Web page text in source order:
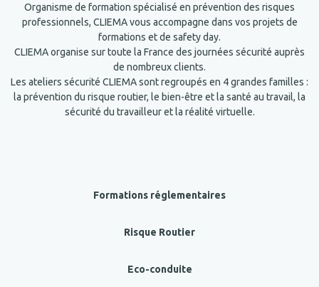
Organisme de formation spécialisé en prévention des risques
professionnels, CLIEMA vous accompagne dans vos projets de
formations et de safety day.
CLIEMA organise sur toute la France des journées sécurité auprès
de nombreux clients.
Les ateliers sécurité CLIEMA sont regroupés en 4 grandes familles :
la prévention du risque routier, le bien-être et la santé au travail, la
sécurité du travailleur et la réalité virtuelle.
Formations réglementaires
Risque Routier
Eco-conduite